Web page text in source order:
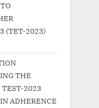
(TET-2023)
THE
2023
ADHERENCE